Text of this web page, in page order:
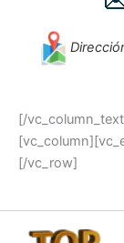
[/
[/vc_row]